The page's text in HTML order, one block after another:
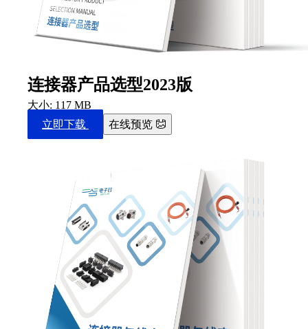
连接器产品选型2023版
大小: 117 MB
立即下载
在线预览